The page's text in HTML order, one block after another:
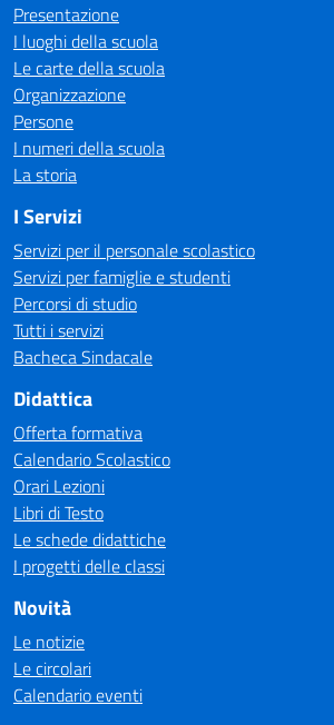
Presentazione
I luoghi della scuola
Le carte della scuola
Organizzazione
Persone
I numeri della scuola
La storia
I Servizi
Servizi per il personale scolastico
Servizi per famiglie e studenti
Percorsi di studio
Tutti i servizi
Bacheca Sindacale
Didattica
Offerta formativa
Calendario Scolastico
Orari Lezioni
Libri di Testo
Le schede didattiche
I progetti delle classi
Novità
Le notizie
Le circolari
Calendario eventi